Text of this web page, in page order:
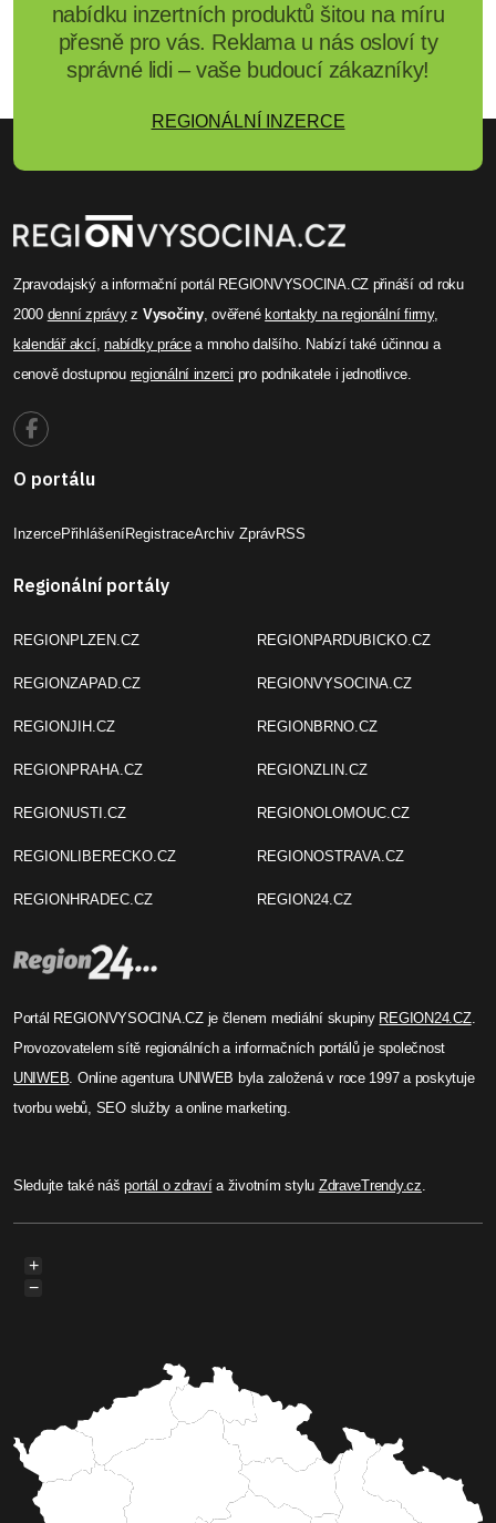
nabídku inzertních produktů šitou na míru
přesně pro vás. Reklama u nás osloví ty
správné lidi – vaše budoucí zákazníky!
REGIONÁLNÍ INZERCE
Zpravodajský a informační portál REGIONVYSOCINA.CZ přináší od roku
2000 denní zprávyz Vysočiny, ověřené kontakty na regionální firmy,
kalendář akcí,nabídky prácea mnoho dalšího. Nabízí také účinnou a
cenově dostupnou regionální inzerci pro podnikatele i jednotlivce.
O portálu
InzercePřihlášeníRegistraceArchiv ZprávRSS
Regionální portály
REGIONPLZEN.CZ
REGIONZAPAD.CZ
REGIONJIH.CZ
REGIONPRAHA.CZ
REGIONUSTI.CZ
REGIONLIBERECKO.CZ
REGIONHRADEC.CZ
REGIONPARDUBICKO.CZ
REGIONVYSOCINA.CZ
REGIONBRNO.CZ
REGIONZLIN.CZ
REGIONOLOMOUC.CZ
REGIONOSTRAVA.CZ
REGION24.CZ
Portál REGIONVYSOCINA.CZ je členem mediální skupiny REGION24.CZ.
Provozovatelem sítě regionálních a informačních portálů je společnost
UNIWEB. Online agentura UNIWEB byla založená v roce 1997 a poskytuje
tvorbu webů, SEO služby a online marketing.
Sledujte také nášportál o zdravía životním stylu ZdraveTrendy.cz.
+
−